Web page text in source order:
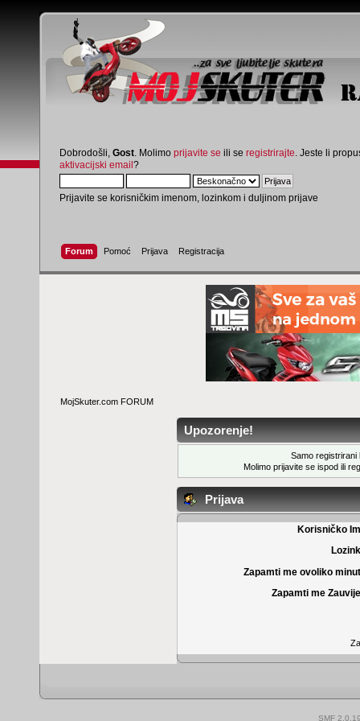
Dobrodošli, Gost . Molimo prijavite se ili se registrirajte . Jeste li
aktivacijski email?
Prijavite se korisničkim imenom, lozinkom i duljinom prijave
Forum Pomoć Prijava Registracija
MojSkuter.com FORUM
Upozorenje!
Samo registrirani
Molimo prijavite se ispod ili
Prijava
Korisničko
Zapamti me ovoliko
Zapamti me
SMF